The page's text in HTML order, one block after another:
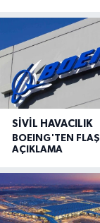
SIVIL HAVACILIK
BOEING'TEN FLAŞ
AÇIKLAMA